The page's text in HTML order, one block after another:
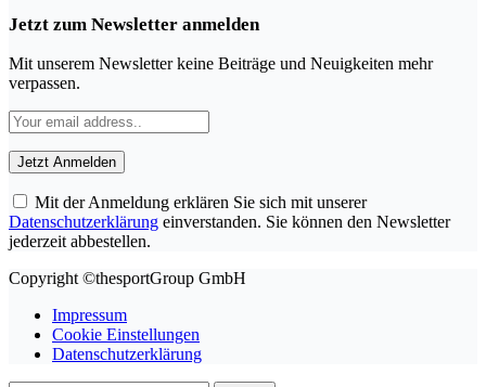
Jetzt zum Newsletter anmelden
Mit unserem Newsletter keine Beiträge und Neuigkeiten mehr
verpassen.
Mit der Anmeldung erklären Sie sich mit unserer
Datenschutzerklärung einverstanden. Sie können den Newsletter
jederzeit abbestellen.
Copyright ©thesportGroup GmbH
Impressum
Cookie Einstellungen
Datenschutzerklärung